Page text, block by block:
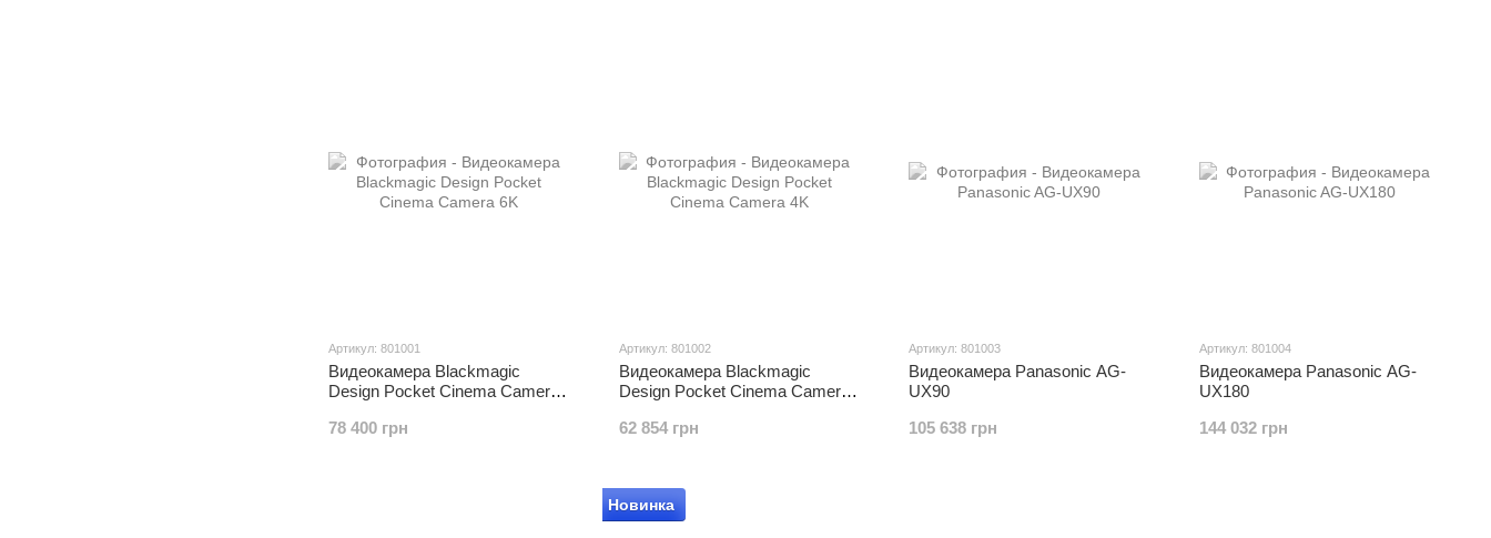
Артикул: 801001
Видеокамера Blackmagic
Design Pocket Cinema Camera
78 400 грн
Артикул: 801002
Видеокамера Blackmagic
Design Pocket Cinema Camera
62 854 грн
Артикул: 801003
Видеокамера Panasonic AG-
UX90
105 638 грн
Артикул: 801004
Видеокамера Panasonic AG-
UX180
144 032 грн
Новинка